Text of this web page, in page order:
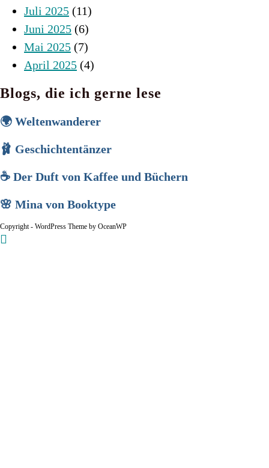
Juli 2025 (11)
Juni 2025 (6)
Mai 2025 (7)
April 2025 (4)
Blogs, die ich gerne lese
🌍 Weltenwanderer
🩰 Geschichtentänzer
☕ Der Duft von Kaffee und Büchern
🌸 Mina von Booktype
Copyright - WordPress Theme by OceanWP